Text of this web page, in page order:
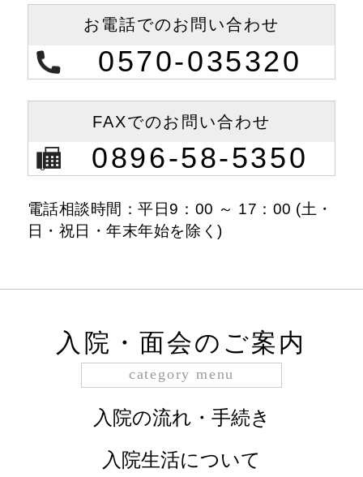
お電話での お問い合わせ
0570-035320
FAXでの お問い合わせ
0896-58-5350
電話相談時間：平日9：00 ～ 17：00 (土・
日・祝日・年末年始を除く)
入院・面会のご案内
category menu
入院の流れ・手続き
入院生活について